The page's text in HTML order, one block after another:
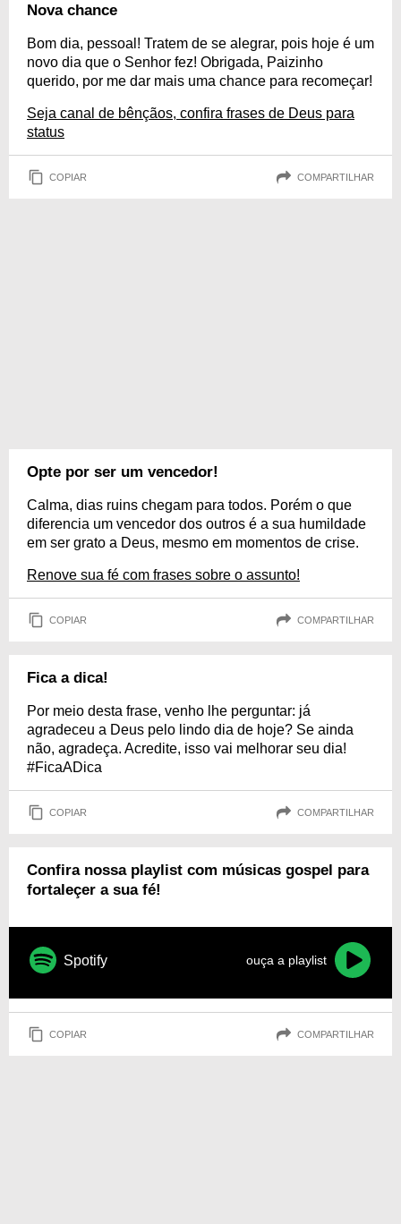
preparamos uma lista de frases de agradecimento a Deus para status do
Nova chance
Bom dia, pessoal! Tratem de se alegrar, pois hoje é um
novo dia que o Senhor fez! Obrigada, Paizinho
querido, por me dar mais uma chance para recomeçar!
Seja canal de bênçãos, confira frases de Deus para
status
COPIAR COMPARTILHAR
Opte por ser um vencedor!
Calma, dias ruins chegam para todos. Porém o que
diferencia um vencedor dos outros é a sua humildade
em ser grato a Deus, mesmo em momentos de crise.
Renove sua fé com frases sobre o assunto!
COPIAR COMPARTILHAR
Fica a dica!
Por meio desta frase, venho lhe perguntar: já
agradeceu a Deus pelo lindo dia de hoje? Se ainda
não, agradeça. Acredite, isso vai melhorar seu dia!
#FicaADica
COPIAR COMPARTILHAR
Confira nossa playlist com músicas gospel para
fortaleçer a sua fé!
Spotify ouça a playlist
COPIAR COMPARTILHAR